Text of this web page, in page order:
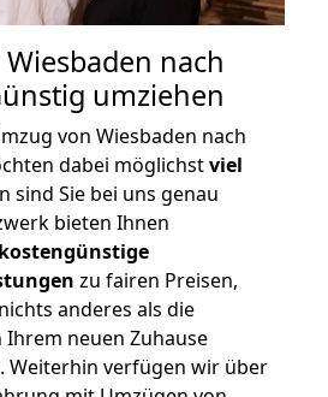
nach
umziehen
von Wiesbaden nach
dabei möglichstviel
sind Sie bei uns genau
bieten Ihnen
kostengünstige
zu fairen Preisen,
anderes als die
neuen Zuhause
Weiterhin verfügen wir über